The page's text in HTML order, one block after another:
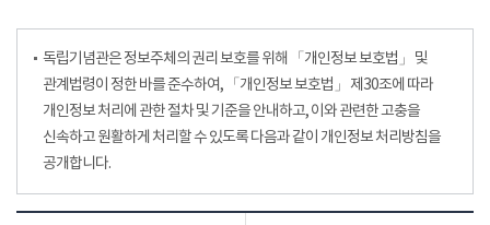
독립기념관은 정보주체의 권리 보호를 위해 「개인정보 보호법」 및
관계법령이 정한 바를 준수하여, 「개인정보 보호법」 제30조에 따라
개인정보 처리에 관한 절차 및 기준을 안내하고, 이와 관련한 고충을
신속하고 원활하게 처리할 수 있도록 다음과 같이 개인정보 처리방침을
공개합니다.